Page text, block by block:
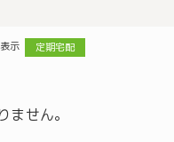
表示 定期宅配
ません。